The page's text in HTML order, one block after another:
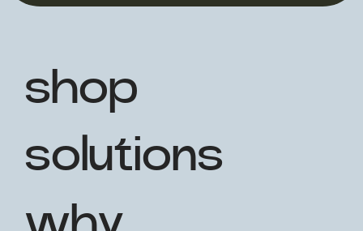
shop
solutions